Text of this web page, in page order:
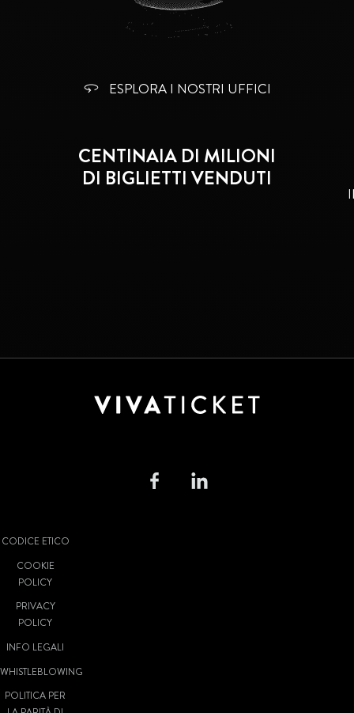
ESPLORA I NOSTRI UFFICI
CENTINAIA DI MILIONI
DI BIGLIETTI VENDUTI
CODICE ETICO
COOKIE
POLICY
PRIVACY
POLICY
INFO LEGALI
WHISTLEBLOWING
POLITICA PER